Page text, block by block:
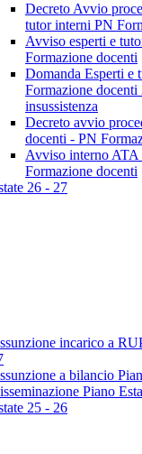
Decreto Avvio
tutor interni PN
Avviso esperti e
Formazione docenti
Domanda Esperti e
Formazione
insussistenza
Decreto avvio
docenti - PN
Avviso interno ATA
Formazione docenti
26 - 27
incarico a
a bilancio
Piano
25 - 26